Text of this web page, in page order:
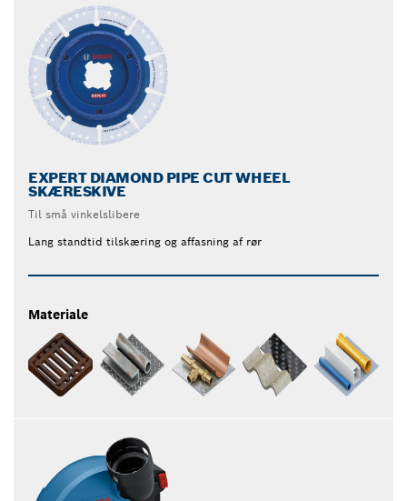
EXPERT DIAMOND PIPE CUT WHEEL
SKÆRESKIVE
Til små vinkelslibere
Lang standtid tilskæring og affasning af rør
Materiale